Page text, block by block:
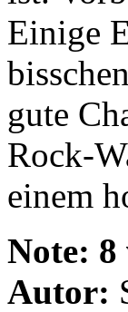
Einige
gute
Rock-
einem
Note: 8
Autor: